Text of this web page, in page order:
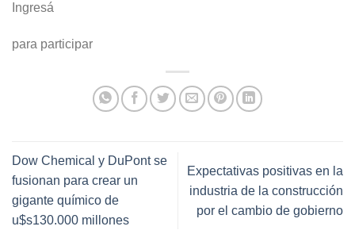
Ingresá
para participar
Dow Chemical y DuPont se
fusionan para crear un
gigante químico de
u$s130.000 millones
Expectativas positivas en la
industria de la construcción
por el cambio de gobierno